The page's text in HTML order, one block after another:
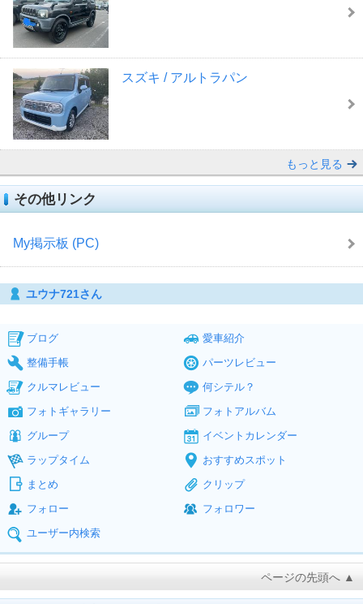
スズキ / アルトラパン
もっと見る
その他リンク
My掲示板 (PC)
ユウナ721さん
ブログ
愛車紹介
整備手帳
パーツレビュー
クルマレビュー
何シテル？
フォトギャラリー
フォトアルバム
グループ
イベントカレンダー
ラップタイム
おすすめスポット
まとめ
クリップ
フォロー
フォロワー
ユーザー内検索
ページの先頭へ ▲